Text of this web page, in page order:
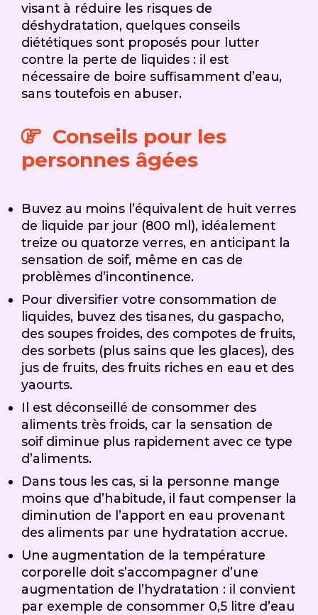
visant à réduire les risques de
déshydratation, quelques conseils
diététiques sont proposés pour lutter
contre la perte de liquides : il est
nécessaire de boire suffisamment d’eau,
sans toutefois en abuser.
Conseils pour les
personnes âgées
Buvez au moins l’équivalent de huit verres
de liquide par jour (800 ml), idéalement
treize ou quatorze verres, en anticipant la
sensation de soif, même en cas de
problèmes d’incontinence.
Pour diversifier votre consommation de
liquides, buvez des tisanes, du gaspacho,
des soupes froides, des compotes de fruits,
des sorbets (plus sains que les glaces), des
jus de fruits, des fruits riches en eau et des
yaourts.
Il est déconseillé de consommer des
aliments très froids, car la sensation de
soif diminue plus rapidement avec ce type
d’aliments.
Dans tous les cas, si la personne mange
moins que d’habitude, il faut compenser la
diminution de l’apport en eau provenant
des aliments par une hydratation accrue.
Une augmentation de la température
corporelle doit s’accompagner d’une
augmentation de l’hydratation : il convient
par exemple de consommer 0,5 litre d’eau